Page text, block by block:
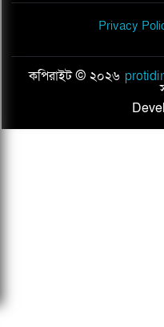
Privacy
কপিরাইট © ২০২৬